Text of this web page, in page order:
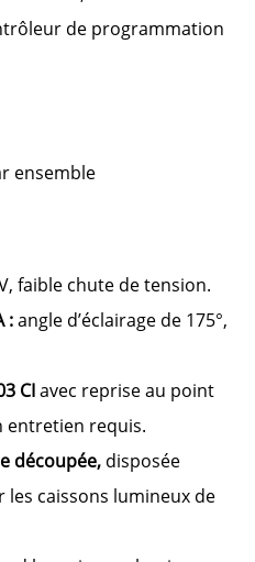
de programmation
ensemble
faible chute de tension.
:angle d’éclairage de 175°,
CIavec reprise au point
entretien requis.
découpée, disposée
caissons lumineux de